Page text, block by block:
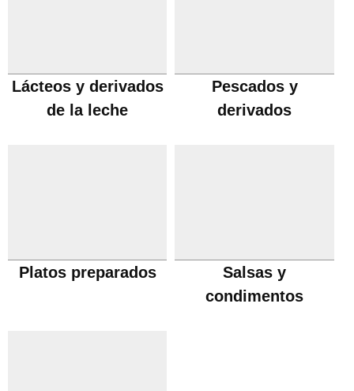
Lácteos y derivados
de la leche
Pescados y
derivados
Platos preparados
Salsas y
condimentos